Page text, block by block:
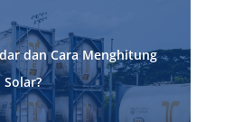
dan Cara Menghitung